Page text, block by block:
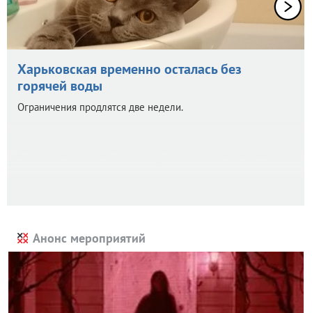
Харьковская временно осталась без
горячей воды
Ограничения продлятся две недели.
Анонс мероприятий